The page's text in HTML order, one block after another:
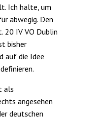
Ich halte, um
abwegig. Den
20 IV VO Dublin
bisher
auf die Idee
als
angesehen
deutschen